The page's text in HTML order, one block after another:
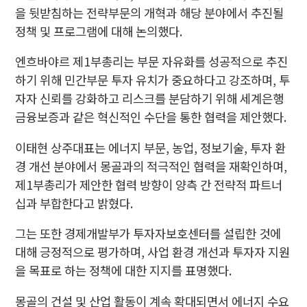
을 뒷받침하는 전략부문의 개혁과 해당 분야에서 추진될
정책 및 프로그램에 대해 논의했다.
엔흐바야르 제1부총리는 부문 자유화를 성공적으로 추진
하기 위해 민간부문 투자 유치가 중요하다고 강조하며, 투
자자 신뢰를 강화하고 리스크를 분담하기 위해 세계은행
금융보증과 같은 혁신적인 수단을 통한 협력을 제안했다.
이태현 상주대표는 에너지 부문, 농업, 정보기술, 투자 환
경 개선 분야에서 몽골과의 적극적인 협력을 재확인하며,
제1부총리가 제안한 협력 방향이 양측 간 전략적 파트너
십과 부합한다고 밝혔다.
그는 또한 경제개발부가 투자자보호센터를 설립한 것에
대해 긍정적으로 평가하며, 사업 환경 개선과 투자자 지원
을 목표로 하는 정책에 대한 지지를 표명했다.
몽골의 건설 및 산업 활동이 계속 확대되면서 에너지 수요